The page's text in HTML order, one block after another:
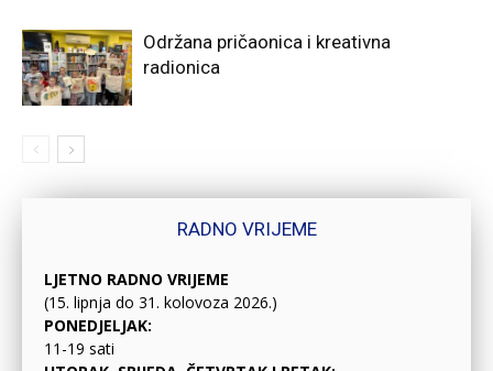
Održana pričaonica i kreativna
radionica
RADNO VRIJEME
LJETNO RADNO VRIJEME
(15. lipnja do 31. kolovoza 2026.)
PONEDJELJAK:
11-19 sati